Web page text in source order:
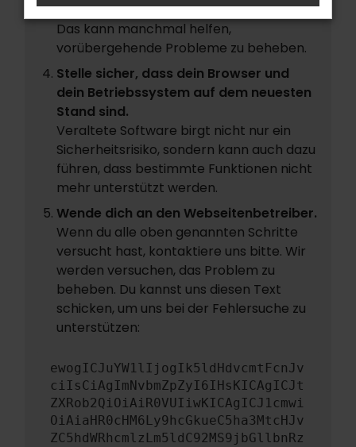
Starte dein Gerät neu.
Das kann manchmal helfen,
vorübergehende Probleme zu beheben.
Stelle sicher, dass dein Browser und
dein Betriebssystem auf dem neuesten
Stand sind.
Veraltete Software birgt nicht nur ein
Sicherheitsrisiko, sondern kann auch dazu
führen, dass bestimmte Funktionen nicht
mehr unterstützt werden.
Wende dich an den Webseitenbetreiber.
Wenn du alle oben genannten Schritte
versucht hast, kontaktiere uns bitte. Wir
werden versuchen, das Problem zu
beheben. Du kannst uns diesen Text
schicken, um uns bei der Fehlersuche zu
unterstützen:
ewogICJuYW1lIjogIk5ldHdvcmtFcnJv
ciIsCiAgImNvbmZpZyI6IHsKICAgICJt
ZXRob2QiOiAiR0VUIiwKICAgICJ1cmwi
OiAiaHR0cHM6Ly9hcGkueC5ha3MtcHJv
ZC5hdWRhcmlzLm5ldC92MS9jbGllbnRz